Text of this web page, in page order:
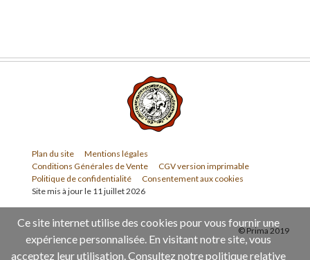
Plan du site
Mentions légales
Conditions Générales de Vente
CGV version imprimable
Politique de confidentialité
Consentement aux cookies
Site mis à jour le 11 juillet 2026
© Prima 2019
Ce site internet utilise des cookies pour vous fournir une
expérience personnalisée. En visitant notre site, vous
acceptez leur utilisation.Consultez notre politique relative